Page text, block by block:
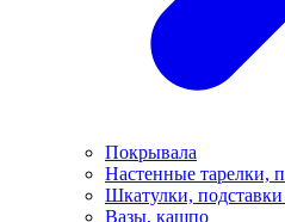
Покрывала
Настенные тарелки,
Шкатулки,
Вазы, кашпо